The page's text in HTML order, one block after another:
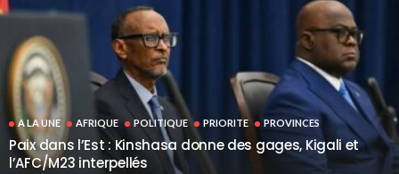
A LA UNE AFRIQUE POLITIQUE PRIORITE PROVINCES
Paix dans l’Est : Kinshasa donne des gages, Kigali et
l’AFC/M23 interpellés